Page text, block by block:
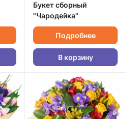
Букет сборный
"Чародейка"
Подробнее
В корзину